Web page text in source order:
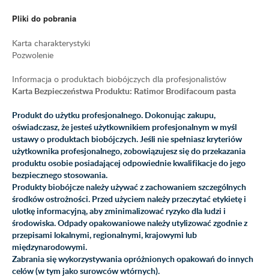
Pliki do pobrania
Karta charakterystyki
Pozwolenie
Informacja o produktach biobójczych dla profesjonalistów
Karta Bezpieczeństwa Produktu: Ratimor Brodifacoum pasta
Produkt do użytku profesjonalnego. Dokonując zakupu,
oświadczasz, że jesteś użytkownikiem profesjonalnym w myśl
ustawy o produktach biobójczych. Jeśli nie spełniasz kryteriów
użytkownika profesjonalnego, zobowiązujesz się do przekazania
produktu osobie posiadającej odpowiednie kwalifikacje do jego
bezpiecznego stosowania.
Produkty biobójcze należy używać z zachowaniem szczególnych
środków ostrożności. Przed użyciem należy przeczytać etykietę i
ulotkę informacyjną, aby zminimalizować ryzyko dla ludzi i
środowiska. Odpady opakowaniowe należy utylizować zgodnie z
przepisami lokalnymi, regionalnymi, krajowymi lub
międzynarodowymi.
Zabrania się wykorzystywania opróżnionych opakowań do innych
celów (w tym jako surowców wtórnych).